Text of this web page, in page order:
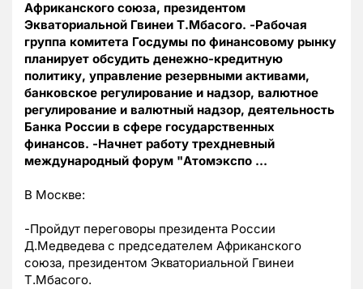
Африканского союза, президентом
Экваториальной Гвинеи Т.Мбасого. -Рабочая
группа комитета Госдумы по финансовому рынку
планирует обсудить денежно-кредитную
политику, управление резервными активами,
банковское регулирование и надзор, валютное
регулирование и валютный надзор, деятельность
Банка России в сфере государственных
финансов. -Начнет работу трехдневный
международный форум "Атомэкспо …
В Москве:
-Пройдут переговоры президента России
Д.Медведева с председателем Африканского
союза, президентом Экваториальной Гвинеи
Т.Мбасого.